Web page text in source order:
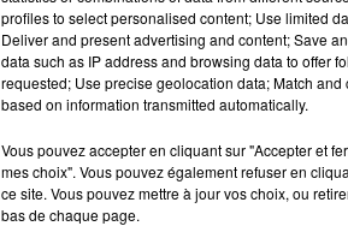
profiles to select personalised content; Use limited
Deliver and present advertising and content; Save
data such as IP address and browsing data to offer
requested; Use precise geolocation data; Match
based on information transmitted automatically.
Vous pouvez accepter en cliquant sur "Accepter et
mes choix". Vous pouvez également refuser en
ce site. Vous pouvez mettre à jour vos choix, ou
bas de chaque page.